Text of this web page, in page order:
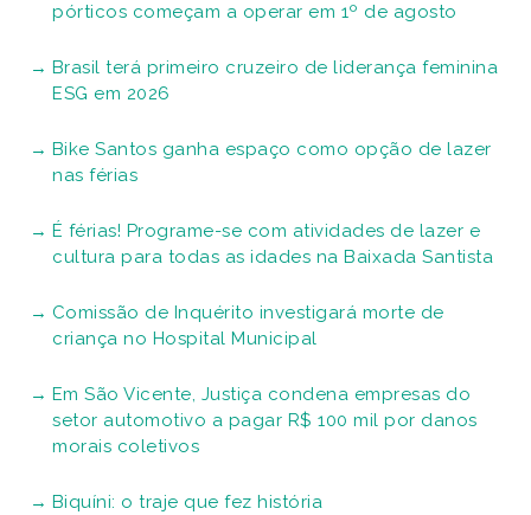
pórticos começam a operar em 1º de agosto
Brasil terá primeiro cruzeiro de liderança feminina
ESG em 2026
Bike Santos ganha espaço como opção de lazer
nas férias
É férias! Programe-se com atividades de lazer e
cultura para todas as idades na Baixada Santista
Comissão de Inquérito investigará morte de
criança no Hospital Municipal
Em São Vicente, Justiça condena empresas do
setor automotivo a pagar R$ 100 mil por danos
morais coletivos
Biquíni: o traje que fez história